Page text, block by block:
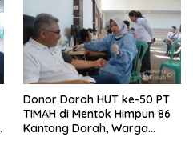
Donor Darah HUT ke-50 PT
TIMAH di Mentok Himpun 86
Kantong Darah, Warga